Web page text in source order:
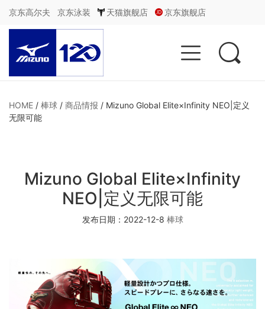
京东高尔夫 京东泳装 天猫旗舰店 京东旗舰店
 
HOME / 棒球 / 商品情报 / Mizuno Global Elite×Infinity NEO|定义
无限可能
Mizuno Global Elite×Infinity
NEO|定义无限可能
发布日期：2022-12-8 棒球